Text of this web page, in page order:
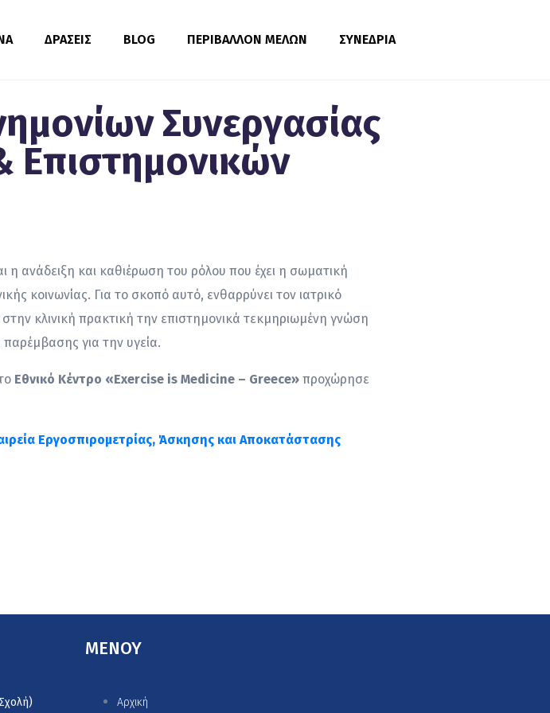
ΔΡΑΣΕΙΣ BLOG ΠΕΡΙΒΑΛΛΟΝ ΜΕΛΩΝ ΣΥΝΕΔΡΙΑ
Συνεργασίας
Επιστημονικών
η ανάδειξη και καθιέρωση του ρόλου που έχει η σωματική
κοινωνίας. Για το σκοπό αυτό, ενθαρρύνει τον ιατρικό
κλινική πρακτική την επιστημονικά τεκμηριωμένη γνώση
παρέμβασης για την υγεία.
Εθνικό Κέντρο «Exercise is Medicine – Greece» προχώρησε
Εργοσπιρομετρίας, Άσκησης και Αποκατάστασης
MENOY
Αρχική